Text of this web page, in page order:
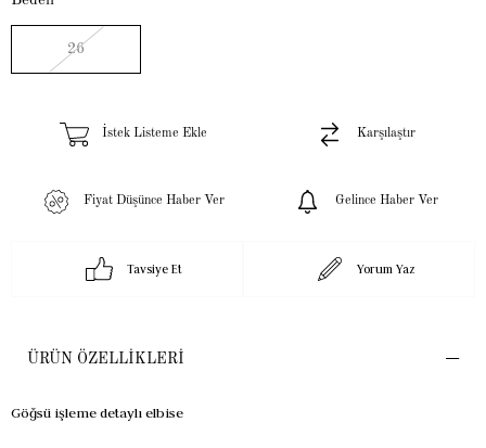
26
İstek Listeme Ekle Karşılaştır
Fiyat Düşünce Haber Ver Gelince Haber Ver
Tavsiye Et Yorum Yaz
ÜRÜN ÖZELLIKLERI
Göğsü işleme detaylı elbise